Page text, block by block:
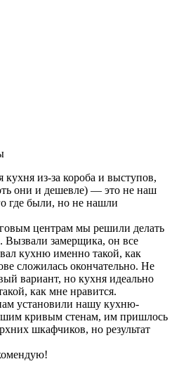
кухня из-за короба и выступов,
они и дешевле) — это не наш
где были, но не нашли
центрам мы решили делать
Вызвали замерщика, он все
кухню именно такой, как
сложилась окончательно. Не
вариант, но кухня идеально
как мне нравится.
установили нашу кухню-
кривым стенам, им пришлось
шкафчиков, но результат